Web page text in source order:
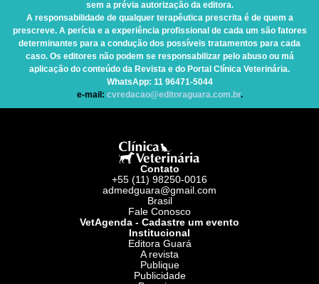
sem a prévia autorização da editora.
A responsabilidade de qualquer terapêutica prescrita é de quem a
prescreve. A perícia e a experiência profissional de cada um são fatores
determinantes para a condução dos possíveis tratamentos para cada
caso. Os editores não podem se responsabilizar pelo abuso ou má
aplicação do conteúdo da Revista e do Portal Clínica Veterinária.
WhatsApp: 11 96471-5044
e-mail: cvredacao@editoraguara.com.br.
Contato
+55 (11) 98250-0016
admedguara@gmail.com
Brasil
Fale Conosco
VetAgenda - Cadastre um evento
Institucional
Editora Guará
A revista
Publique
Publicidade